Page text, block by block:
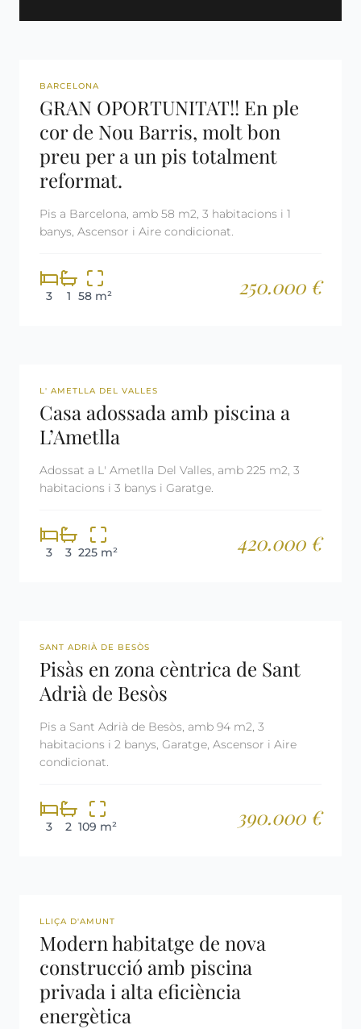
REF: 2996
BARCELONA
GRAN OPORTUNITAT!! En ple
cor de Nou Barris, molt bon
preu per a un pis totalment
reformat.
Pis a Barcelona, amb 58 m2, 3 habitacions i 1
banys, Ascensor i Aire condicionat.
3 1 58 m² 250.000 €
REF: 3023
L' AMETLLA DEL VALLES
Casa adossada amb piscina a
L’Ametlla
Adossat a L' Ametlla Del Valles, amb 225 m2, 3
habitacions i 3 banys i Garatge.
3 3 225 m² 420.000 €
REF: 3031
SANT ADRIÀ DE BESÒS
Pisàs en zona cèntrica de Sant
Adrià de Besòs
Pis a Sant Adrià de Besòs, amb 94 m2, 3
habitacions i 2 banys, Garatge, Ascensor i Aire
condicionat.
3 2 109 m² 390.000 €
REF: 3041
LLIÇA D'AMUNT
Modern habitatge de nova
construcció amb piscina
privada i alta eficiència
energètica